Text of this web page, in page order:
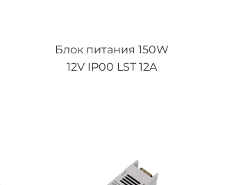
Блок питания 150W
12V IP00 LST 12A